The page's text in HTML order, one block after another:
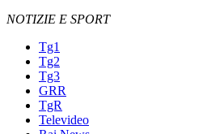
NOTIZIE E SPORT
Tg1
Tg2
Tg3
GRR
TgR
Televideo